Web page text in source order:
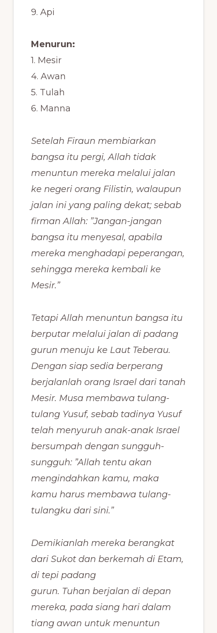
9. Api
Menurun:
1. Mesir
4. Awan
5. Tulah
6. Manna
Setelah Firaun membiarkan
bangsa itu pergi, Allah tidak
menuntun mereka melalui jalan
ke negeri orang Filistin, walaupun
jalan ini yang paling dekat; sebab
firman Allah: ”Jangan-jangan
bangsa itu menyesal, apabila
mereka menghadapi peperangan,
sehingga mereka kembali ke
Mesir.”
Tetapi Allah menuntun bangsa itu
berputar melalui jalan di padang
gurun menuju ke Laut Teberau.
Dengan siap sedia berperang
berjalanlah orang Israel dari tanah
Mesir. Musa membawa tulang-
tulang Yusuf, sebab tadinya Yusuf
telah menyuruh anak-anak Israel
bersumpah dengan sungguh-
sungguh: ”Allah tentu akan
mengindahkan kamu, maka
kamu harus membawa tulang-
tulangku dari sini.”
Demikianlah mereka berangkat
dari Sukot dan berkemah di Etam,
di tepi padang
gurun. Tuhan berjalan di depan
mereka, pada siang hari dalam
tiang awan untuk menuntun